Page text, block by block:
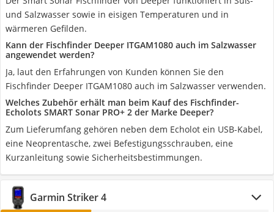
und Salzwasser sowie in eisigen Temperaturen und in
wärmeren Gefilden.
Kann der Fischfinder Deeper ‎ITGAM1080 auch im Salzwasser
angewendet werden?
Ja, laut den Erfahrungen von Kunden können Sie den
Fischfinder Deeper ‎ITGAM1080 auch im Salzwasser verwenden.
Welches Zubehör erhält man beim Kauf des Fischfinder-
Echolots SMART Sonar PRO+ 2 der Marke Deeper?
Zum Lieferumfang gehören neben dem Echolot ein USB-Kabel,
eine Neoprentasche, zwei Befestigungsschrauben, eine
Kurzanleitung sowie Sicherheitsbestimmungen.
Garmin Striker 4